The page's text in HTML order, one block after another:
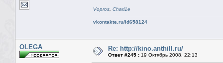
Vopros, Charl1e
vkontakte.ru/id658124
OLEGA Re: http://kino.anthill.ru/
Ответ #245 : 19 Октябрь 2008, 22:13